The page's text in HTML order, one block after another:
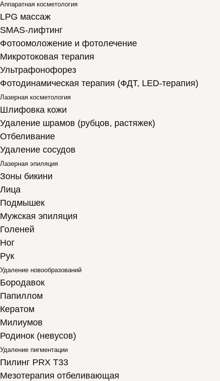
Аппаратная косметология
LPG массаж
SMAS-лифтинг
Фотоомоложение и фотолечение
Микротоковая терапия
Ультрафонофорез
Фотодинамическая терапия (ФДТ, LED-терапия)
Лазерная косметология
Шлифовка кожи
Удаление шрамов (рубцов, растяжек)
Отбеливание
Удаление сосудов
Лазерная эпиляция
Зоны бикини
Лица
Подмышек
Мужская эпиляция
Голеней
Ног
Рук
Удаление новообразований
Бородавок
Папиллом
Кератом
Милиумов
Родинок (невусов)
Удаление пигментации
Пилинг PRX T33
Мезотерапия отбеливающая